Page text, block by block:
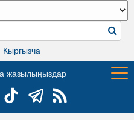
Кыргызча
жазылыңыздар